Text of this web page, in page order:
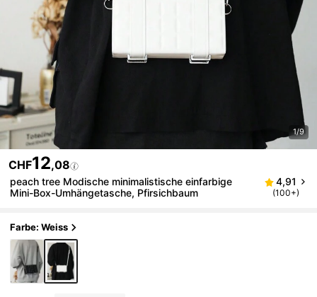
1/9
CHF12,08
peach tree Modische minimalistische einfarbige
Mini-Box-Umhängetasche, Pfirsichbaum
4,91
(100+)
Farbe: Weiss